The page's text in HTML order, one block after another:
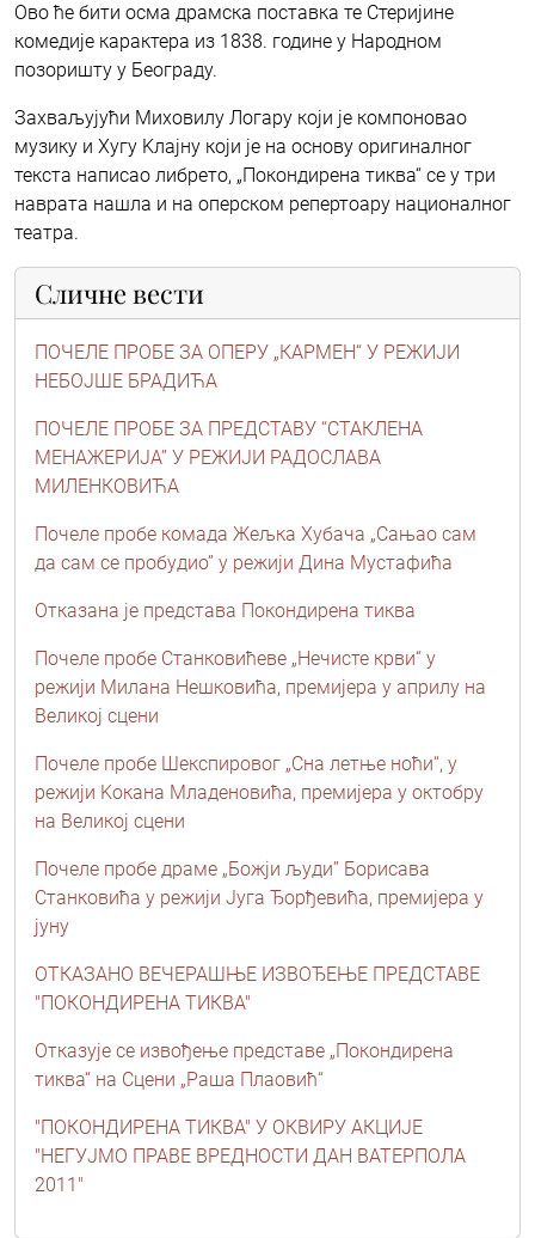
Ово ће бити осма драмска поставка те Стеријине
комедије карактера из 1838. године у Народном
позоришту у Београду.
Захваљујући Миховилу Логару који је компоновао
музику и Хугу Kлајну који је на основу оригиналног
текста написао либрето, „Покондирена тиква“ се у три
наврата нашла и на оперском репертоару националног
театра.
Сличне вести
ПОЧЕЛЕ ПРОБЕ ЗА ОПЕРУ „КАРМЕН“ У РЕЖИЈИ
НЕБОЈШЕ БРАДИЋА
ПОЧЕЛЕ ПРОБЕ ЗА ПРЕДСТАВУ “СТАКЛЕНА
МЕНАЖЕРИЈА” У РЕЖИЈИ РАДОСЛАВА
МИЛЕНКОВИЋА
Почеле пробе комада Жељка Хубача „Сањао сам
да сам се пробудио” у режији Дина Мустафића
Отказана је представа Покондирена тиква
Почеле пробе Станковићеве „Нечисте крви“ у
режији Милана Нешковића, премијера у априлу на
Великој сцени
Почеле пробе Шекспировог „Сна летње ноћи“, у
режији Kокана Младеновића, премијера у октобру
на Великој сцени
Почеле пробе драме „Божји људи” Борисава
Станковића у режији Југа Ђорђевића, премијера у
јуну
ОТКАЗАНО ВЕЧЕРАШЊЕ ИЗВОЂЕЊЕ ПРЕДСТАВЕ
"ПОКОНДИРЕНА ТИКВА"
Отказује се извођење представе „Покондирена
тиква“ на Сцени „Раша Плаовић“
"ПОКОНДИРЕНА ТИКВА" У ОКВИРУ АКЦИЈЕ
"НЕГУЈМО ПРАВЕ ВРЕДНОСТИ ДАН ВАТЕРПОЛА
2011"